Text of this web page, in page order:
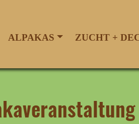
ALPAKAS ZUCHT +